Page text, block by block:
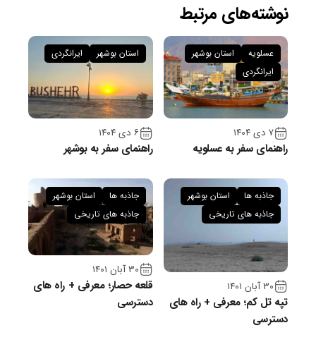
نوشته‌های مرتبط
۷ دی ۱۴۰۴
راهنمای سفر به عسلویه
عسلویه
استان بوشهر
ایرانگردی
۶ دی ۱۴۰۴
راهنمای سفر به بوشهر
استان بوشهر ایرانگردی
۳۰ آبان ۱۴۰۱
تپه تل کم؛ معرفی + راه های
دسترسی
جاذبه ها
استان بوشهر
جاذبه های تاریخی
۳۰ آبان ۱۴۰۱
قلعه حصار؛ معرفی + راه های
دسترسی
جاذبه ها
استان بوشهر
جاذبه های تاریخی